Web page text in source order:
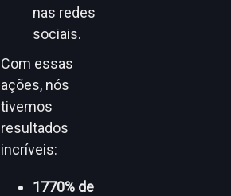
nas redes
sociais.
Com essas
ações, nós
tivemos
resultados
incríveis:
1770% de